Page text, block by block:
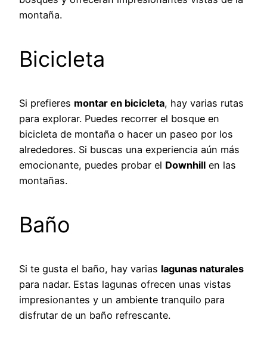
montaña.
Bicicleta
Si prefieres montar en bicicleta, hay varias rutas
para explorar. Puedes recorrer el bosque en
bicicleta de montaña o hacer un paseo por los
alrededores. Si buscas una experiencia aún más
emocionante, puedes probar el Downhill en las
montañas.
Baño
Si te gusta el baño, hay varias lagunas naturales
para nadar. Estas lagunas ofrecen unas vistas
impresionantes y un ambiente tranquilo para
disfrutar de un baño refrescante.